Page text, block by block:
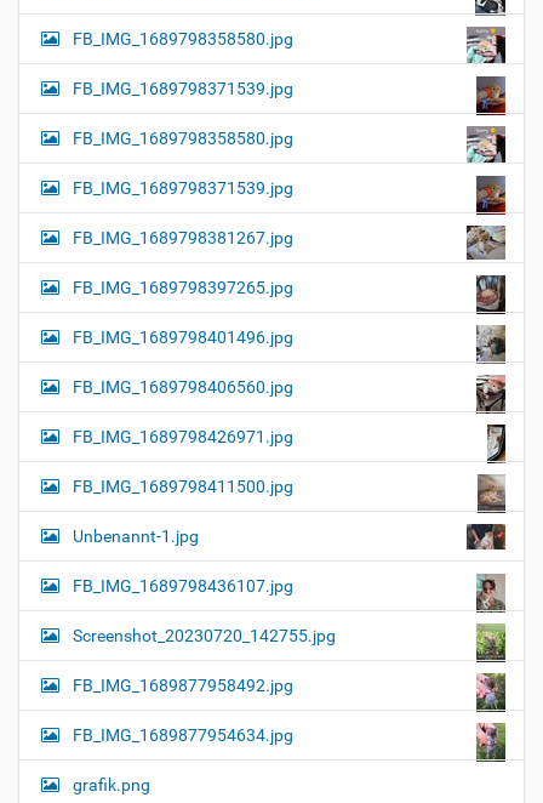
FB_IMG_1689798358580.jpg
FB_IMG_1689798371539.jpg
FB_IMG_1689798358580.jpg
FB_IMG_1689798371539.jpg
FB_IMG_1689798381267.jpg
FB_IMG_1689798397265.jpg
FB_IMG_1689798401496.jpg
FB_IMG_1689798406560.jpg
FB_IMG_1689798426971.jpg
FB_IMG_1689798411500.jpg
Unbenannt-1.jpg
FB_IMG_1689798436107.jpg
Screenshot_20230720_142755.jpg
FB_IMG_1689877958492.jpg
FB_IMG_1689877954634.jpg
grafik.png